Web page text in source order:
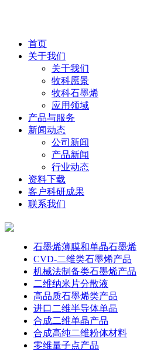
首页
关于我们
关于我们
牧科愿景
牧科石墨烯
应用领域
产品与服务
新闻动态
公司新闻
产品新闻
行业动态
资料下载
客户科研成果
联系我们
石墨烯薄膜和单晶石墨烯
CVD-二维类石墨烯产品
机械法制备类石墨烯产品
二维纳米片分散液
高品质石墨烯类产品
进口二维半导体单晶
合成二维单晶产品
合成高纯二维粉体材料
零维量子点产品